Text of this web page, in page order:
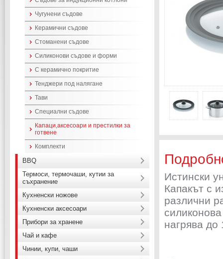
Истински
Капакът с
различни
нагрява
Чугунени съдове
Керамични съдове
Стоманени съдове
Силиконови съдове и форми
С керамично покритие
Тенджери под налягане
Тави
Специални съдове
Капаци,аксесоари и престилки за
готвене
Комплекти
BBQ
Термоси, термочаши, кутии за
съхранение
Кухненски ножове
Кухненски аксесоари
Прибори за хранене
Чай и кафе
Чинии, купи, чаши